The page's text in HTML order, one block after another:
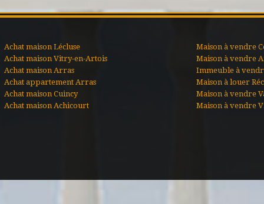
Achat maison Lécluse
Achat maison Vitry-en-Artois
Achat maison Arras
Achat appartement Arras
Achat maison Cuincy
Achat maison Achicourt
Maison à vendre
Maison à vendre
Immeuble à
Maison à louer
Maison à vendre
Maison à vendre